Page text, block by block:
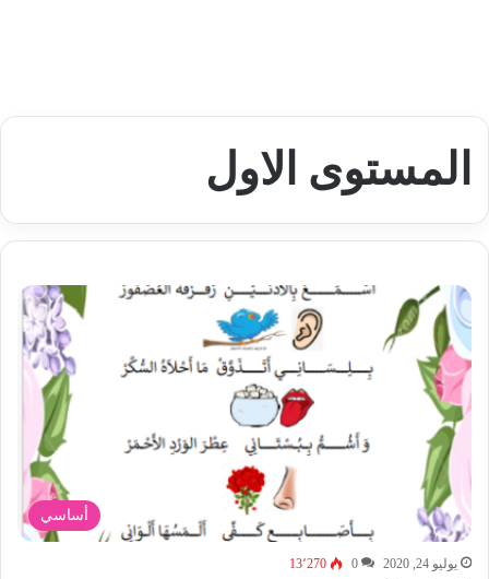
المستوى الاول
أساسي
يوليو 24, 2020 0 13٬270